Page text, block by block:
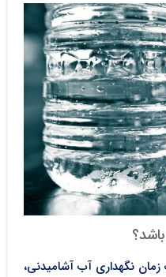
نگهداری آب آشامیدنی،